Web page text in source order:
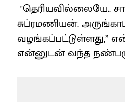
"தெரியவில்லையே..
சுப்ரமணியன்.
வழங்கப்பட்டுள்ளது,’’
என்னுடன் வந்த